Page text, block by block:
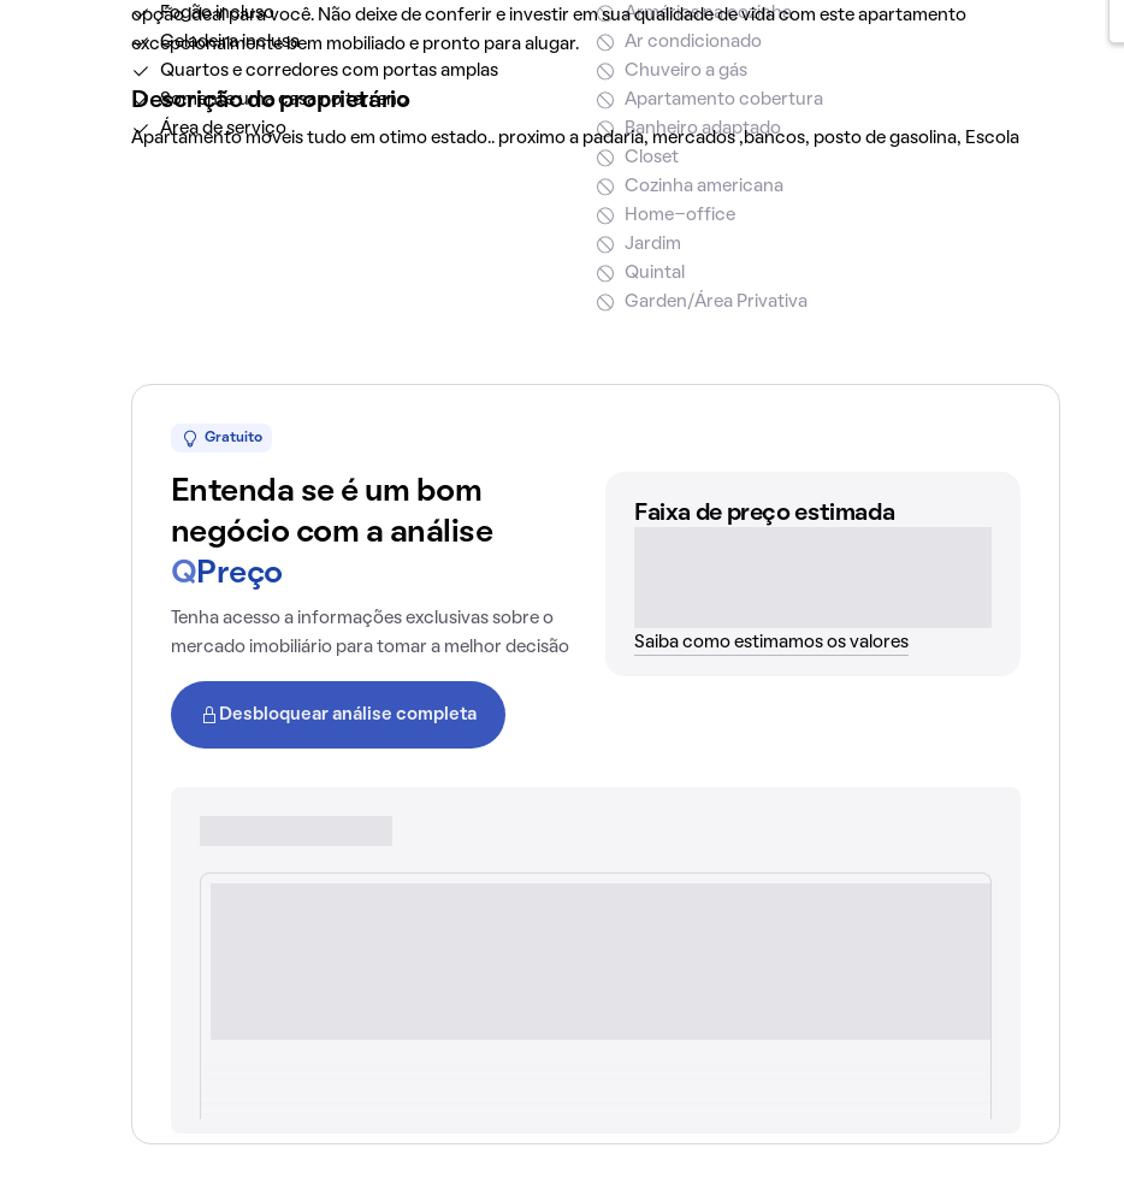
opção ideal para você. Não deixe de conferir e investir em sua qualidade de vida com este apartamento
excepcionalmente bem mobiliado e pronto para alugar.
Descrição do proprietário
Apartamento moveis tudo em otimo estado.. proximo a padaria, mercados ,bancos, posto de gasolina, Escola
Fogão incluso
Geladeira inclusa
Quartos e corredores com portas amplas
Somente uma casa no terreno
Área de serviço
Armários na cozinha
Ar condicionado
Chuveiro a gás
Apartamento cobertura
Banheiro adaptado
Closet
Cozinha americana
Home-office
Jardim
Quintal
Garden/Área Privativa
Gratuito
Entenda se é um bom
negócio com a análise
Q Preço
Tenha acesso a informações exclusivas sobre o
mercado imobiliário para tomar a melhor decisão
Desbloquear análise completa
Faixa de preço estimada
Saiba como estimamos os valores